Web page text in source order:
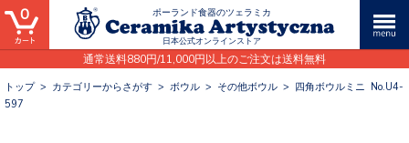
ポーランド食器のツェラミカ
日本公式オンラインストア
通常送料880円/11,000円以上のご注文は送料無料
0
トップ> カテゴリーからさがす > ボウル > その他ボウル > 四角ボウルミニ No.U4-
597